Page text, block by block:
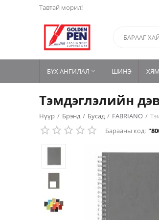
Тавтай морил!
БҮХ АНГИЛАЛ  ШИНЭ
Тэмдэглэлийн
Нүүр / Брэнд / Бусад / FABRIANO /
Барааны код: